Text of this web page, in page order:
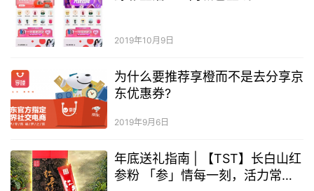
2019年10月9日
为什么要推荐享橙而不是去分享京
东优惠券?
2019年9月6日
年底送礼指南 | 【TST】长白山红
参粉 「参」情每一刻，活力常相